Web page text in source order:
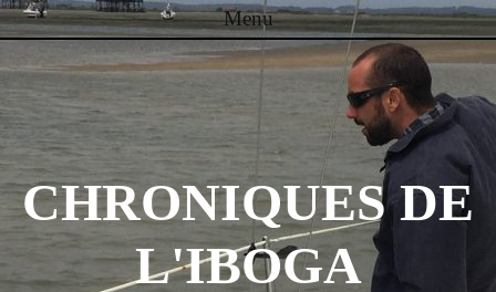
Menu
Skip to content
CHRONIQUES DE
L'IBOGA